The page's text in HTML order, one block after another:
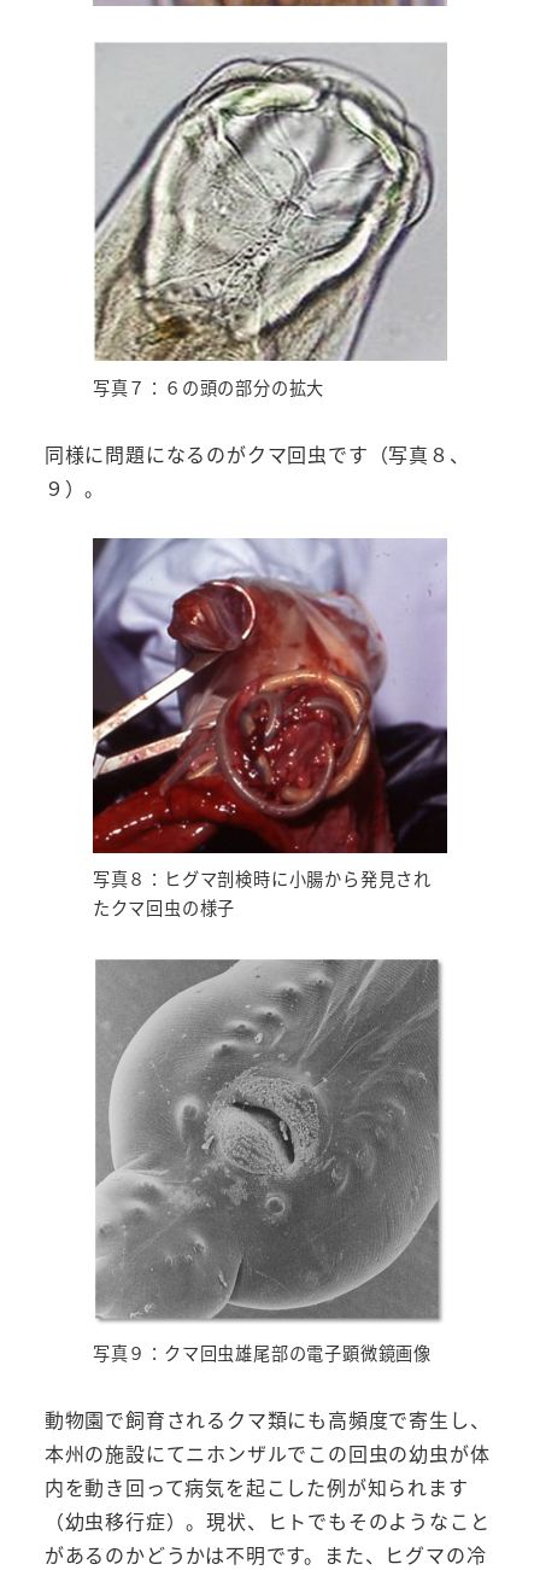
写真７：６の頭の部分の拡大
同様に問題になるのがクマ回虫です（写真８、
９）。
写真８：ヒグマ剖検時に小腸から発見され
たクマ回虫の様子
写真９：クマ回虫雄尾部の電子顕微鏡画像
動物園で飼育されるクマ類にも高頻度で寄生し、
本州の施設にてニホンザルでこの回虫の幼虫が体
内を動き回って病気を起こした例が知られます
（幼虫移行症）。現状、ヒトでもそのようなこと
があるのかどうかは不明です。また、ヒグマの冷